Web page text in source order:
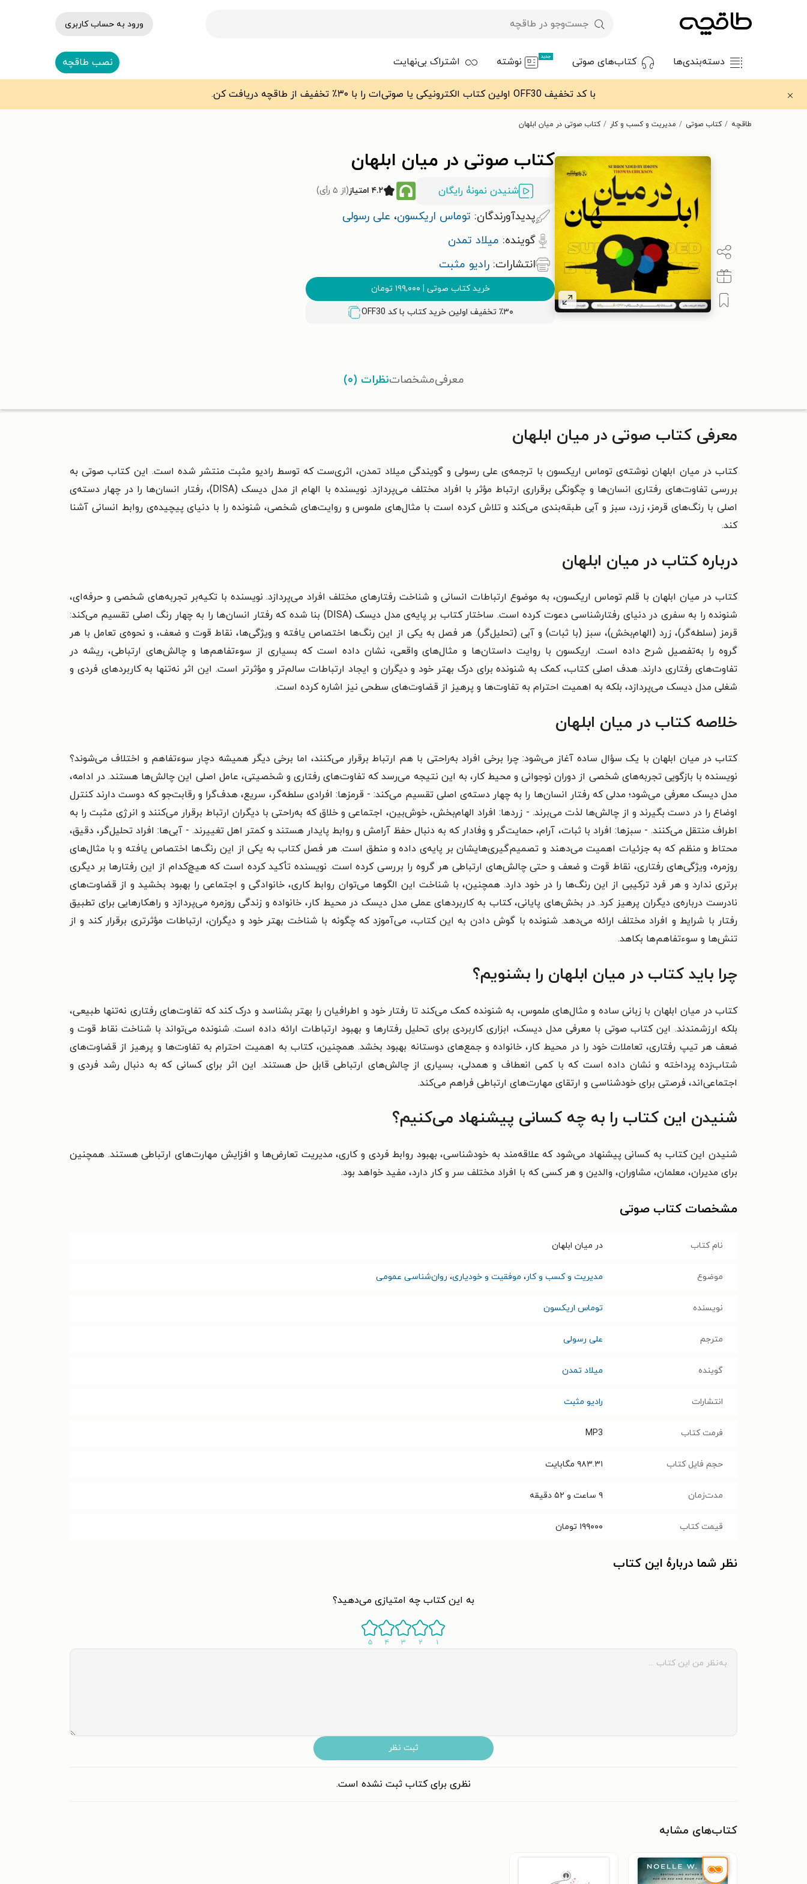
ورود به حساب کاربری
دسته‌بندی‌ها کتاب‌های صوتی جدید نوشته اشتراک بی‌نهایت نصب طاقچه
با کد تخفیف OFF30 اولین کتاب الکترونیکی یا صوتی‌ات را با ۳۰٪ تخفیف از طاقچه دریافت کن.
طاقچه کتاب صوتی مدیریت و کسب و کار کتاب صوتی در میان ابلهان
کتاب صوتی در میان ابلهان
شنیدن نمونۀ رایگان ۴.۲ امتیاز (از ۵ رأی)
پدیدآورندگان: توماس اریکسون، علی رسولی
گوینده: میلاد تمدن
انتشارات: رادیو مثبت
خرید کتاب صوتی | ۱۹۹,۰۰۰ تومان
٪۳۰ تخفیف اولین خرید کتاب با کد OFF30
معرفیمشخصاتنظرات (۰)
معرفی کتاب صوتی در میان ابلهان
کتاب در میان ابلهان نوشته‌ی توماس اریکسون با ترجمه‌ی علی رسولی و گویندگی میلاد تمدن، اثری‌ست که توسط رادیو مثبت منتشر شده است. این کتاب صوتی به
بررسی تفاوت‌های رفتاری انسان‌ها و چگونگی برقراری ارتباط مؤثر با افراد مختلف می‌پردازد. نویسنده با الهام از مدل دیسک (DISA)، رفتار انسان‌ها را در چهار دسته‌ی
اصلی با رنگ‌های قرمز، زرد، سبز و آبی طبقه‌بندی می‌کند و تلاش کرده است با مثال‌های ملموس و روایت‌های شخصی، شنونده را با دنیای پیچیده‌ی روابط انسانی آشنا
کند.
درباره کتاب در میان ابلهان
کتاب در میان ابلهان با قلم توماس اریکسون، به موضوع ارتباطات انسانی و شناخت رفتارهای مختلف افراد می‌پردازد. نویسنده با تکیه‌بر تجربه‌های شخصی و حرفه‌ای،
شنونده را به سفری در دنیای رفتارشناسی دعوت کرده است. ساختار کتاب بر پایه‌ی مدل دیسک (DISA) بنا شده که رفتار انسان‌ها را به چهار رنگ اصلی تقسیم می‌کند:
قرمز (سلطه‌گر)، زرد (الهام‌بخش)، سبز (با ثبات) و آبی (تحلیل‌گر). هر فصل به یکی از این رنگ‌ها اختصاص یافته و ویژگی‌ها، نقاط قوت و ضعف، و نحوه‌ی تعامل با هر
گروه را به‌تفصیل شرح داده است. اریکسون با روایت داستان‌ها و مثال‌های واقعی، نشان داده است که بسیاری از سوءتفاهم‌ها و چالش‌های ارتباطی، ریشه در
تفاوت‌های رفتاری دارند. هدف اصلی کتاب، کمک به شنونده برای درک بهتر خود و دیگران و ایجاد ارتباطات سالم‌تر و مؤثرتر است. این اثر نه‌تنها به کاربردهای فردی و
شغلی مدل دیسک می‌پردازد، بلکه به اهمیت احترام به تفاوت‌ها و پرهیز از قضاوت‌های سطحی نیز اشاره کرده است.
خلاصه کتاب در میان ابلهان
کتاب در میان ابلهان با یک سؤال ساده آغاز می‌شود: چرا برخی افراد به‌راحتی با هم ارتباط برقرار می‌کنند، اما برخی دیگر همیشه دچار سوءتفاهم و اختلاف می‌شوند؟
نویسنده با بازگویی تجربه‌های شخصی از دوران نوجوانی و محیط کار، به این نتیجه می‌رسد که تفاوت‌های رفتاری و شخصیتی، عامل اصلی این چالش‌ها هستند. در ادامه،
مدل دیسک معرفی می‌شود؛ مدلی که رفتار انسان‌ها را به چهار دسته‌ی اصلی تقسیم می‌کند: - قرمزها: افرادی سلطه‌گر، سریع، هدف‌گرا و رقابت‌جو که دوست دارند کنترل
اوضاع را در دست بگیرند و از چالش‌ها لذت می‌برند. - زردها: افراد الهام‌بخش، خوش‌بین، اجتماعی و خلاق که به‌راحتی با دیگران ارتباط برقرار می‌کنند و انرژی مثبت را به
اطراف منتقل می‌کنند. - سبزها: افراد با ثبات، آرام، حمایت‌گر و وفادار که به دنبال حفظ آرامش و روابط پایدار هستند و کمتر اهل تغییرند. - آبی‌ها: افراد تحلیل‌گر، دقیق،
محتاط و منظم که به جزئیات اهمیت می‌دهند و تصمیم‌گیری‌هایشان بر پایه‌ی داده و منطق است. هر فصل کتاب به یکی از این رنگ‌ها اختصاص یافته و با مثال‌های
روزمره، ویژگی‌های رفتاری، نقاط قوت و ضعف و حتی چالش‌های ارتباطی هر گروه را بررسی کرده است. نویسنده تأکید کرده است که هیچ‌کدام از این رفتارها بر دیگری
برتری ندارد و هر فرد ترکیبی از این رنگ‌ها را در خود دارد. همچنین، با شناخت این الگوها می‌توان روابط کاری، خانوادگی و اجتماعی را بهبود بخشید و از قضاوت‌های
نادرست درباره‌ی دیگران پرهیز کرد. در بخش‌های پایانی، کتاب به کاربردهای عملی مدل دیسک در محیط کار، خانواده و زندگی روزمره می‌پردازد و راهکارهایی برای تطبیق
رفتار با شرایط و افراد مختلف ارائه می‌دهد. شنونده با گوش دادن به این کتاب، می‌آموزد که چگونه با شناخت بهتر خود و دیگران، ارتباطات مؤثرتری برقرار کند و از
تنش‌ها و سوءتفاهم‌ها بکاهد.
چرا باید کتاب در میان ابلهان را بشنویم؟
کتاب در میان ابلهان با زبانی ساده و مثال‌های ملموس، به شنونده کمک می‌کند تا رفتار خود و اطرافیان را بهتر بشناسد و درک کند که تفاوت‌های رفتاری نه‌تنها طبیعی،
بلکه ارزشمندند. این کتاب صوتی با معرفی مدل دیسک، ابزاری کاربردی برای تحلیل رفتارها و بهبود ارتباطات ارائه داده است. شنونده می‌تواند با شناخت نقاط قوت و
ضعف هر تیپ رفتاری، تعاملات خود را در محیط کار، خانواده و جمع‌های دوستانه بهبود بخشد. همچنین، کتاب به اهمیت احترام به تفاوت‌ها و پرهیز از قضاوت‌های
شتاب‌زده پرداخته و نشان داده است که با کمی انعطاف و همدلی، بسیاری از چالش‌های ارتباطی قابل حل هستند. این اثر برای کسانی که به دنبال رشد فردی و
اجتماعی‌اند، فرصتی برای خودشناسی و ارتقای مهارت‌های ارتباطی فراهم می‌کند.
شنیدن این کتاب را به چه کسانی پیشنهاد می‌کنیم؟
شنیدن این کتاب به کسانی پیشنهاد می‌شود که علاقه‌مند به خودشناسی، بهبود روابط فردی و کاری، مدیریت تعارض‌ها و افزایش مهارت‌های ارتباطی هستند. همچنین
برای مدیران، معلمان، مشاوران، والدین و هر کسی که با افراد مختلف سر و کار دارد، مفید خواهد بود.
مشخصات کتاب صوتی
نام کتاب در میان ابلهان
موضوع مدیریت و کسب و کار، موفقیت و خودیاری، روان‌شناسی عمومی
نویسنده توماس اریکسون
مترجم علی رسولی
گوینده میلاد تمدن
انتشارات رادیو مثبت
فرمت کتاب MP3
حجم فایل کتاب ۹۸۳.۳۱ مگابایت
مدت‌زمان ۹ ساعت و ۵۲ دقیقه
قیمت کتاب ۱۹۹۰۰۰ تومان
نظر شما دربارهٔ این کتاب
به این کتاب چه امتیازی می‌دهید؟
۱ ۲ ۳ ۴ ۵
ثبت نظر
نظری برای کتاب ثبت نشده است.
کتاب‌های مشابه